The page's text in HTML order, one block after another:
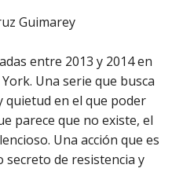
Guimarey
entre 2013 y 2014 en
Una serie que busca
quietud en el que poder
parece que no existe, el
Una acción que es
secreto de resistencia y